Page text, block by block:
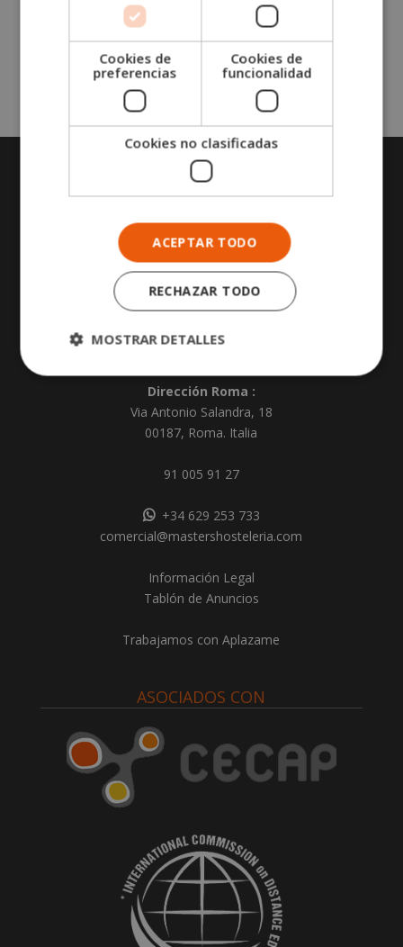
CONTACTA CON NOSOTROS
Sede central Lleida :
Calle Comtessa Elvira 13, Altillo
25008,Lleida.España
Dirección Madrid :
28003, Madrid.
Dirección Roma :
Via Antonio Salandra, 18
00187, Roma. Italia
91 005 91 27
+34 629 253 733
comercial@mastershosteleria.com
Información Legal
Tablón de Anuncios
Trabajamos con Aplazame
ASOCIADOS CON
Cookies de
preferencias
Cookies de
funcionalidad
Cookies no clasificadas
ACEPTAR TODO
RECHAZAR TODO
MOSTRAR DETALLES